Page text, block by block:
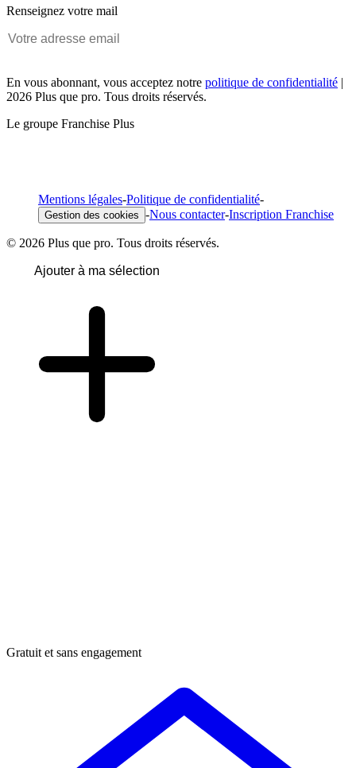
Renseignez votre mail
En vous abonnant, vous acceptez notre politique de confidentialité |
2026 Plus que pro. Tous droits réservés.
Le groupe Franchise Plus
Mentions légales-Politique de confidentialité-
Gestion des cookies -Nous contacter-Inscription Franchise
© 2026 Plus que pro. Tous droits réservés.
Ajouter à ma sélection
Gratuit et sans engagement